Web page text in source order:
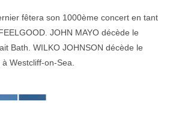
fêtera son 1000ème concert en tant
JOHN MAYO décède le
Bath. WILKO JOHNSON décède le
Westcliff-on-Sea.